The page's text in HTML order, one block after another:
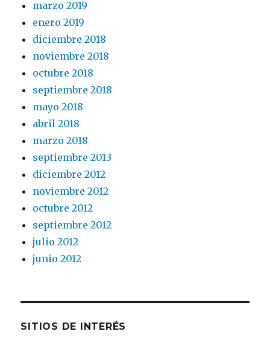
marzo 2019
enero 2019
diciembre 2018
noviembre 2018
octubre 2018
septiembre 2018
mayo 2018
abril 2018
marzo 2018
septiembre 2013
diciembre 2012
noviembre 2012
octubre 2012
septiembre 2012
julio 2012
junio 2012
SITIOS DE INTERÉS